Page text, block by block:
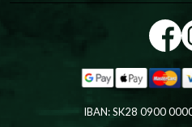
IBAN: SK28 0900